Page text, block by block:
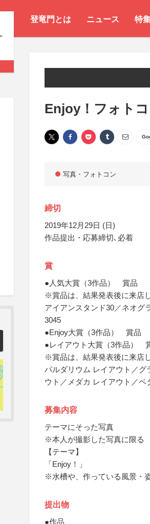
登竜門とは ニュース 特
Enjoy！フォト
写真・フォトコン
締切
2019年12月29日 (日)
作品提出・応募締切､必着
賞
●人気大賞（3作品） 賞品
※賞品は、結果発表後に来店
アイアンスタンド30／ネオグ
3045
●Enjoy大賞（3作品） 賞品
●レイアウト大賞（3作品）
※賞品は、結果発表後に来店
パルダリウム レイアウト／グ
ウト／メダカ レイアウト／ベ
募集内容
テーマにそった写真
※本人が撮影した写真に限る
【テーマ】
「Enjoy！」
※水槽や、作っている風景・
提出物
●作品